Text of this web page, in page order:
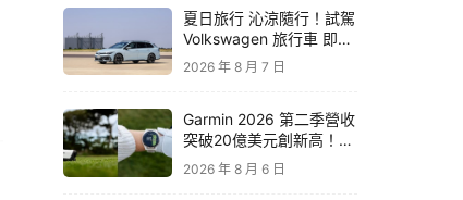
夏日旅行 沁涼隨行！試駕
Volkswagen 旅行車 即享
精品咖啡卡
2026 年 8 月 7 日
Garmin 2026 第二季營收
突破20億美元創新高！收
購 TrainingPeaks、
TrainHeroic 擴展智慧訓
2026 年 8 月 6 日